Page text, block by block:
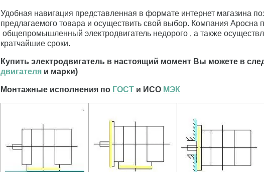
Удобная навигация представленная в формате интернет магазина
предлагаемого товара и осуществить свой выбор. Компания Аросна
общепромышленный электродвигатель недорого , а также
кратчайшие сроки.
Купить электродвигатель в настоящий момент Вы можете в
двигателя и марки)
Монтажные исполнения по ГОСТ и ИСО МЭК